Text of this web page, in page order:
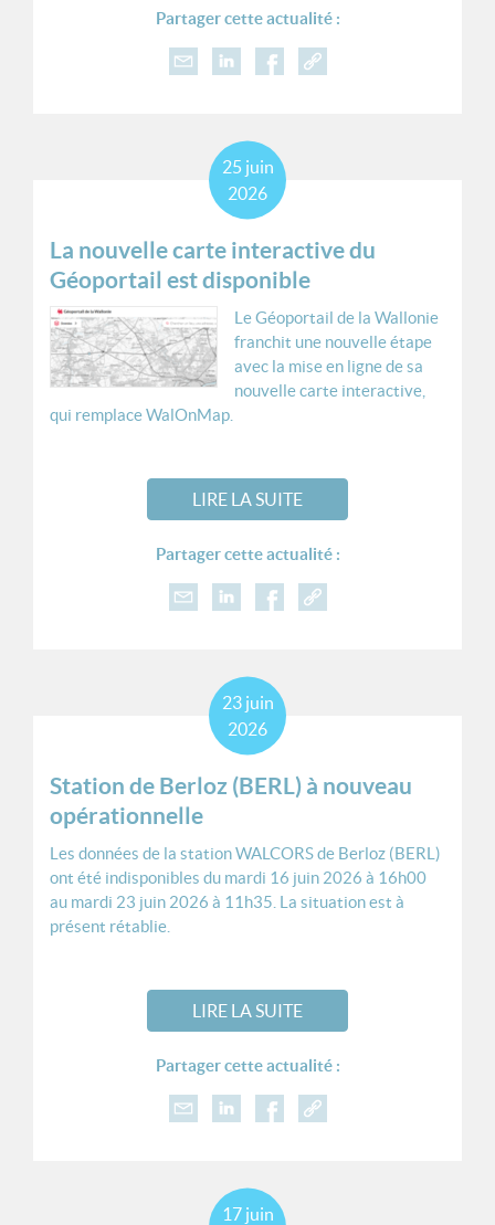
Partager cette actualité :
La nouvelle carte interactive du
Géoportail est disponible
25 juin
2026
Le Géoportail de la Wallonie
franchit une nouvelle étape
avec la mise en ligne de sa
nouvelle carte interactive,
qui remplace WalOnMap.
LIRE LA SUITE
Partager cette actualité :
Station de Berloz (BERL) à nouveau
opérationnelle
23 juin
2026
Les données de la station WALCORS de Berloz (BERL)
ont été indisponibles du mardi 16 juin 2026 à 16h00
au mardi 23 juin 2026 à 11h35. La situation est à
présent rétablie.
LIRE LA SUITE
Partager cette actualité :
17 juin